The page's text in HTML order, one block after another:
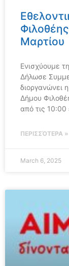
Μαρτίου
Ενισχύουμε
Δήλωσε
διοργανώνει
Δήμου
από τις 10:00
ΠΕΡΙΣΣΌΤΕΡΑ »
March 6, 2025